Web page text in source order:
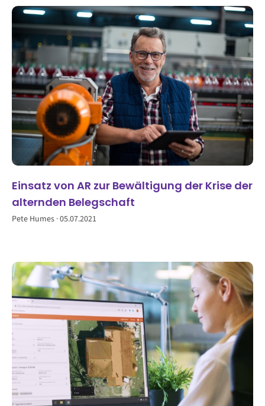
Einsatz von AR zur Bewältigung der Krise der
alternden Belegschaft
Pete Humes 05.07.2021